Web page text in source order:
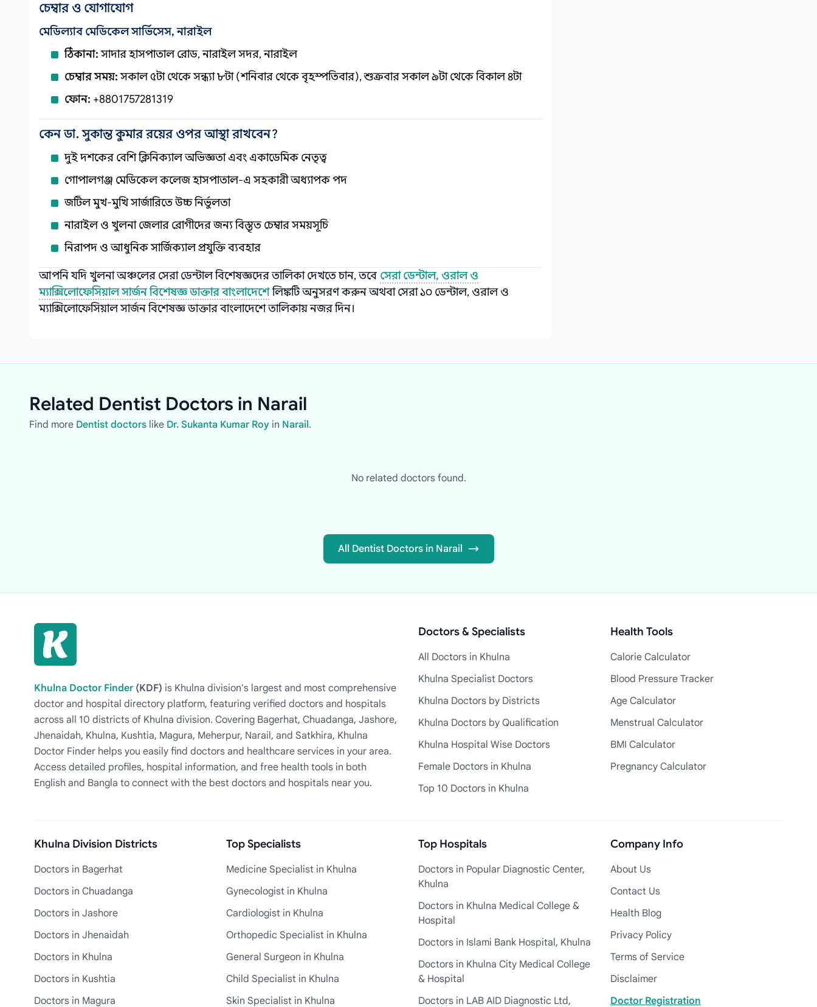
চেম্বার ও যোগাযোগ
মেডিল্যাব মেডিকেল সার্ভিসেস, নারাইল
ঠিকানা:সাদার হাসপাতাল রোড, নারাইল সদর, নারাইল
চেম্বার সময়:সকাল ৫টা থেকে সন্ধ্যা ৮টা (শনিবার থেকে বৃহস্পতিবার), শুক্রবার সকাল ৯টা থেকে বিকাল ৪টা
ফোন: +8801757281319
কেন ডা. সুকান্ত কুমার রয়ের ওপর আস্থা রাখবেন?
দুই দশকের বেশি ক্লিনিক্যাল অভিজ্ঞতা এবং একাডেমিক নেতৃত্ব
গোপালগঞ্জ মেডিকেল কলেজ হাসপাতাল‑এ সহকারী অধ্যাপক পদ
জটিল মুখ‑মুখি সার্জারিতে উচ্চ নির্ভুলতা
নারাইল ও খুলনা জেলার রোগীদের জন্য বিস্তৃত চেম্বার সময়সূচি
নিরাপদ ও আধুনিক সার্জিক্যাল প্রযুক্তি ব্যবহার
আপনি যদি খুলনা অঞ্চলের সেরা ডেন্টাল বিশেষজ্ঞদের তালিকা দেখতে চান, তবে সেরা ডেন্টাল, ওরাল ও
ম্যাক্সিলোফেসিয়াল সার্জন বিশেষজ্ঞ ডাক্তার বাংলাদেশেলিঙ্কটি অনুসরণ করুন অথবা সেরা ১০ ডেন্টাল, ওরাল ও
ম্যাক্সিলোফেসিয়াল সার্জন বিশেষজ্ঞ ডাক্তার বাংলাদেশে তালিকায় নজর দিন।
Related Dentist Doctors in Narail
Find more Dentist doctors like Dr. Sukanta Kumar Roy in Narail.
No related doctors found.
All Dentist Doctors in Narail
Khulna Doctor Finder (KDF) is Khulna division's largest and most comprehensive
doctor and hospital directory platform, featuring verified doctors and hospitals
across all 10 districts of Khulna division. Covering Bagerhat, Chuadanga, Jashore,
Jhenaidah, Khulna, Kushtia, Magura, Meherpur, Narail, and Satkhira, Khulna
Doctor Finder helps you easily find doctors and healthcare services in your area.
Access detailed profiles, hospital information, and free health tools in both
English and Bangla to connect with the best doctors and hospitals near you.
Doctors & Specialists
All Doctors in Khulna
Khulna Specialist Doctors
Khulna Doctors by Districts
Khulna Doctors by Qualification
Khulna Hospital Wise Doctors
Female Doctors in Khulna
Top 10 Doctors in Khulna
Health Tools
Calorie Calculator
Blood Pressure Tracker
Age Calculator
Menstrual Calculator
BMI Calculator
Pregnancy Calculator
Khulna Division Districts
Doctors in Bagerhat
Doctors in Chuadanga
Doctors in Jashore
Doctors in Jhenaidah
Doctors in Khulna
Doctors in Kushtia
Doctors in Magura
Top Specialists
Medicine Specialist in Khulna
Gynecologist in Khulna
Cardiologist in Khulna
Orthopedic Specialist in Khulna
General Surgeon in Khulna
Child Specialist in Khulna
Skin Specialist in Khulna
Top Hospitals
Doctors in Popular Diagnostic Center,
Khulna
Doctors in Khulna Medical College &
Hospital
Doctors in Islami Bank Hospital, Khulna
Doctors in Khulna City Medical College
& Hospital
Doctors in LAB AID Diagnostic Ltd,
Company Info
About Us
Contact Us
Health Blog
Privacy Policy
Terms of Service
Disclaimer
Doctor Registration